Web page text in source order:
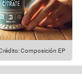
Composición EP